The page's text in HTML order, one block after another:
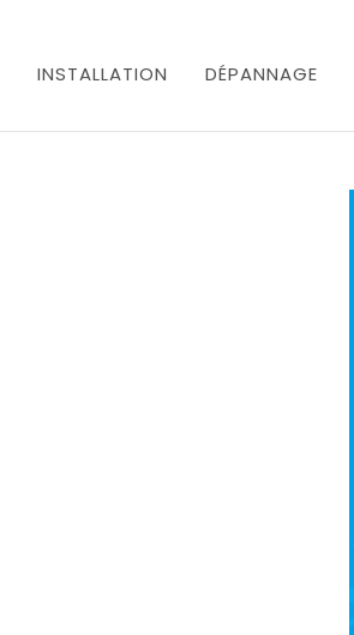
INSTALLATION DÉPANNAGE